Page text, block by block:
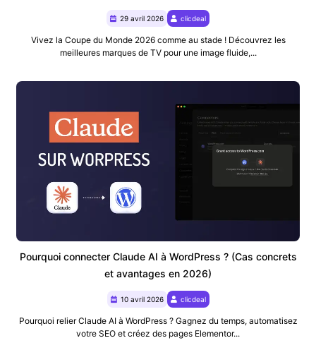
29 avril 2026 clicdeal
Vivez la Coupe du Monde 2026 comme au stade ! Découvrez les
meilleures marques de TV pour une image fluide,...
Pourquoi connecter Claude AI à WordPress ? (Cas concrets
et avantages en 2026)
10 avril 2026 clicdeal
Pourquoi relier Claude AI à WordPress ? Gagnez du temps, automatisez
votre SEO et créez des pages Elementor...